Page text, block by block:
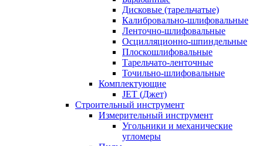
Дисковые (тарельчатые)
Калибровально-шлифовальные
Ленточно-шлифовальные
Осцилляционно-шпиндельные
Плоскошлифовальные
Тарельчато-ленточные
Точильно-шлифовальные
Комплектующие
JET (Джет)
Строительный инструмент
Измерительный инструмент
Угольники и механические
угломеры